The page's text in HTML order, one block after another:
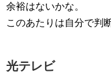
余裕はないかな。
このあたりは自分で判
光テレビ